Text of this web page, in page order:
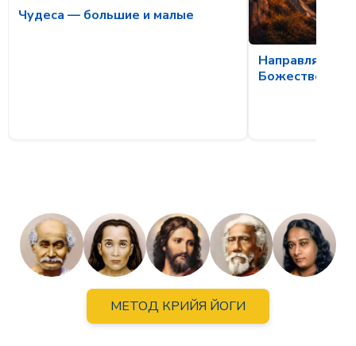
Чудеса — большие и малые
Направляющая
МЕТОД КРИЙЯ ЙОГИ